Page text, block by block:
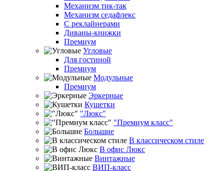
Механизм тик-так
Механизм седафлекс
С реклайнерами
Диваны-книжки
Премиум
Угловые
Для гостиной
Премиум
Модульные
Премиум
Эркерные
Кушетки
"Люкс"
"Премиум класс"
Большие
В классическом стиле
В офис Люкс
Винтажные
ВИП-класс